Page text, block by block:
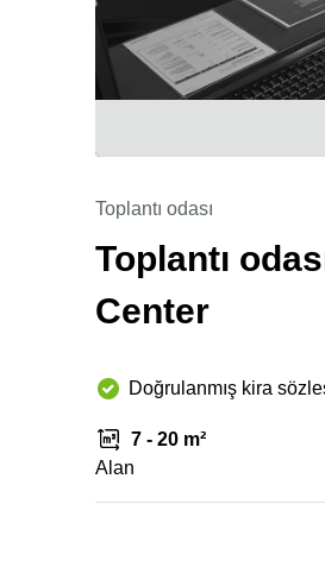
Toplantı odası
Toplantı
Center
Doğrulanmış kira
7 - 20 m²
Alan